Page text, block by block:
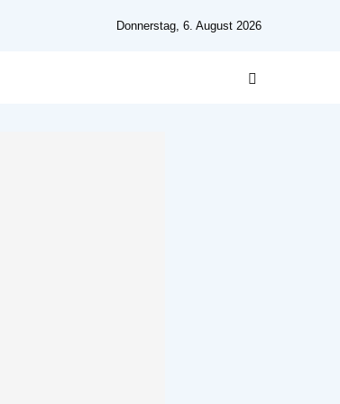
Donnerstag, 6. August 2026